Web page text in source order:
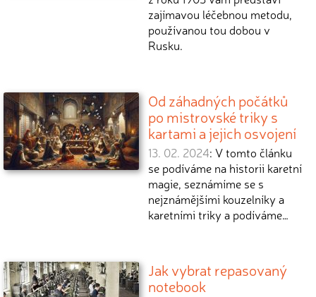
zajímavou léčebnou metodu,
používanou tou dobou v
Rusku.
Od záhadných počátků
po mistrovské triky s
kartami a jejich osvojení
13. 02. 2024: V tomto článku
se podíváme na historii karetní
magie, seznámíme se s
nejznámějšími kouzelníky a
karetními triky a podíváme…
Jak vybrat repasovaný
notebook